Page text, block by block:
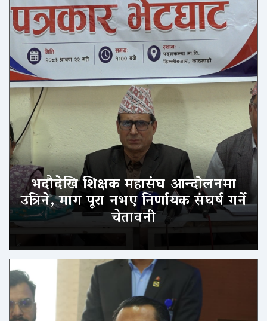
भदौदेखि शिक्षक महासंघ आन्दोलनमा
उत्रिने, माग पूरा नभए निर्णायक संघर्ष गर्ने
चेतावनी